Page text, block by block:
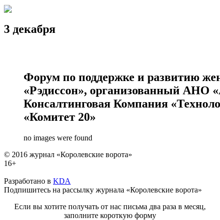
3 декабря
Форум по поддержке и развитию
«Рэдиссон», организованный АНО
Консалтинговая Компания
«Комитет 20»
no images were found
© 2016 журнал «Королевские ворота»
16+
Разработано в KDA
Подпишитесь на рассылку журнала «Королевские ворота»
Если вы хотите получать от нас письма два раза в месяц,
заполните короткую форму